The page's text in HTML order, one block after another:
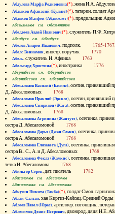
Абдулова Марфа Родионовна(*), жена И.А.
Абдыков Афанасий (Кулмет)(*), татарин, солдат
Абдяков Матфей (Абдяселет)(*), прядильщик
Абезьянинов см. Обезьянинов
Абелдеев Авдей Иванович(*), служитель П.Ф.
Абелдуев см. Оболдуев
Абелов Андрей Иванович, подполк. 1765-
Абелс Вениамин, иностр. поручик 1770
Абель, служитель И. Афлика 1763
Абельгард Христина(*), иностранка 1776
Абернибесов см. Обернибесов
Абернибесова см. Обернибесова
Абесаломов Василий (Басиле), осетин, принявший
Д. Абесаломовых 1768
Абесаломов Ираклий (Эрекле), осетин,
Абесаломов Спиридон (Жага), осетин, принявший
Д. Абесаломовых 1768
Абесаломова Агрипина (Жантуте), осетинка,
сестра Д. Абесаломовой 1768
Абесаломова Дарья (Джан Семен), осетинка,
сестра А. Абесаломовой 1768
Абесаломова Елизавета (Дуга), осетинка,
сестра В., С., А. и Д. Абесаломовых 1768
Абесаломова Фекла (Жамкис), осетинка,
тетка И. Абесаломова 1768
Абильгор Серен, дат. писатель 1782
Абисаломов см. Абесаломов
Абисаломова см. Абесаломова
Абкузин Никита (Танба)(*), солдат Смол.
Аблай-Салтан, хан Киргиз-Кайсац. Средней
Аблеев Павел (Юрас), артиллер. погонщик,
Аблесимов Денис Петрович, двоюрод. дядя Н.Е.